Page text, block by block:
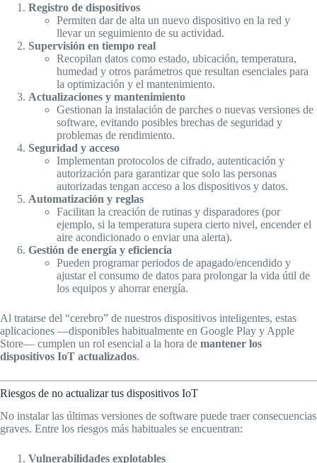
Registro de dispositivos
Permiten dar de alta un nuevo dispositivo en la red y
llevar un seguimiento de su actividad.
Supervisión en tiempo real
Recopilan datos como estado, ubicación, temperatura,
humedad y otros parámetros que resultan esenciales para
la optimización y el mantenimiento.
Actualizaciones y mantenimiento
Gestionan la instalación de parches o nuevas versiones de
software, evitando posibles brechas de seguridad y
problemas de rendimiento.
Seguridad y acceso
Implementan protocolos de cifrado, autenticación y
autorización para garantizar que solo las personas
autorizadas tengan acceso a los dispositivos y datos.
Automatización y reglas
Facilitan la creación de rutinas y disparadores (por
ejemplo, si la temperatura supera cierto nivel, encender el
aire acondicionado o enviar una alerta).
Gestión de energía y eficiencia
Pueden programar periodos de apagado/encendido y
ajustar el consumo de datos para prolongar la vida útil de
los equipos y ahorrar energía.
Al tratarse del “cerebro” de nuestros dispositivos inteligentes, estas
aplicaciones —disponibles habitualmente en Google Play y Apple
Store— cumplen un rol esencial a la hora de mantener los
dispositivos IoT actualizados.
Riesgos de no actualizar tus dispositivos IoT
No instalar las últimas versiones de software puede traer consecuencias
graves. Entre los riesgos más habituales se encuentran:
Vulnerabilidades explotables